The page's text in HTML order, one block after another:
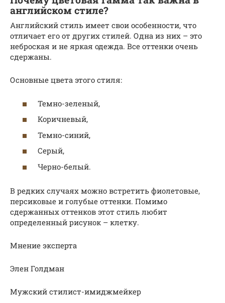
английском стиле?
Английский стиль имеет свои особенности, что
отличает его от других стилей. Одна из них – это
неброская и не яркая одежда. Все оттенки очень
сдержаны.
Основные цвета этого стиля:
Темно-зеленый,
Коричневый,
Темно-синий,
Серый,
Черно-белый.
В редких случаях можно встретить фиолетовые,
персиковые и голубые оттенки. Помимо
сдержанных оттенков этот стиль любит
определенный рисунок – клетку.
Мнение эксперта
Элен Голдман
Мужский стилист-имиджмейкер